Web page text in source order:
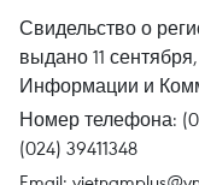
Свидельство о
выдано 11
Информации и
Номер телефона:
(024) 39411348